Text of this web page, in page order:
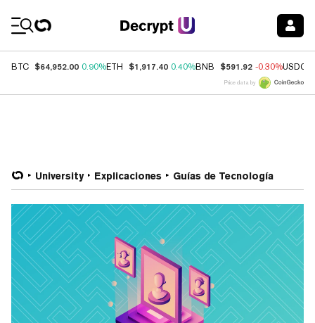
BTC $64,952.00 0.90%ETH $1,917.40 0.40%BNB $591.92 -0.30%USDC
Price data by
University Explicaciones Guías de Tecnología